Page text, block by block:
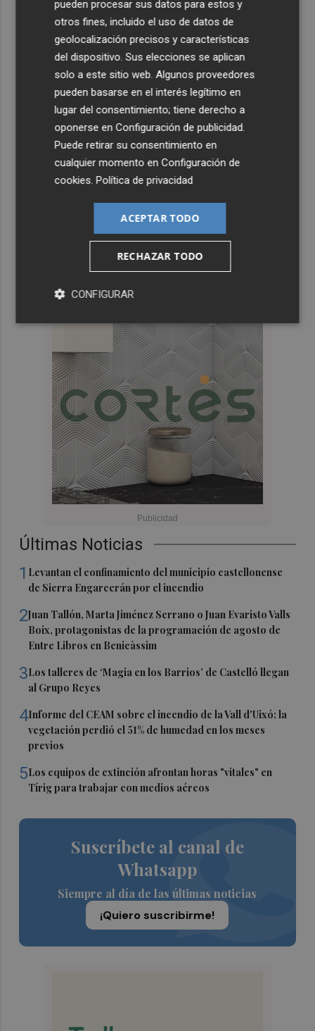
Últimas Noticias
1 Levantan el confinamiento del municipio castellonense
de Sierra Engarcerán por el incendio
2Juan Tallón, Marta Jiménez Serrano o Juan Evaristo Valls
Boix, protagonistas de la programación de agosto de
Entre Libros en Benicàssim
3Los talleres de ‘Magia en los Barrios’ de Castelló llegan
al Grupo Reyes
4Informe del CEAM sobre el incendio de la Vall d'Uixó: la
vegetación perdió el 51% de humedad en los meses
previos
5Los equipos de extinción afrontan horas "vitales" en
Tírig para trabajar con medios aéreos
Suscríbete al canal de
Whatsapp
Siempre al día de las últimas noticias
¡Quiero suscribirme!
pueden procesar sus datos para estos y
otros fines, incluido el uso de datos de
geolocalización precisos y características
del dispositivo. Sus elecciones se aplican
solo a este sitio web. Algunos proveedores
pueden basarse en el interés legítimo en
lugar del consentimiento; tiene derecho a
oponerse enConfiguración de publicidad.
Puede retirar su consentimiento en
cualquier momento enConfiguración de
cookies.Política de privacidad
ACEPTAR TODO
RECHAZAR TODO
CONFIGURAR